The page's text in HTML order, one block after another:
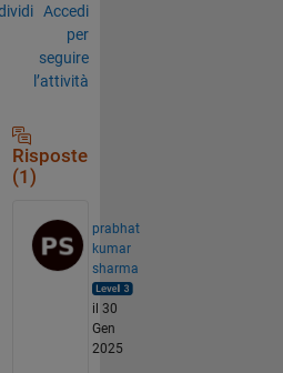
Accedi
per
seguire
l’attività
Risposte
(1)
prabhat
kumar
sharma
il 30
Gen
2025